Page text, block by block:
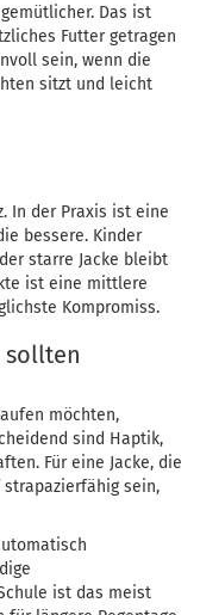
Das ist
Futter getragen
sein, wenn die
sitzt und leicht
In der Praxis ist eine
bessere. Kinder
starre Jacke bleibt
ist eine mittlere
Kompromiss.
sollten
möchten,
sind Haptik,
Für eine Jacke, die
sein,
ist das meist